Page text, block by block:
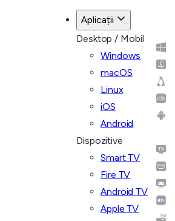
Aplicații
Desktop / Mobil
Windows
macOS
Linux
iOS
Android
Dispozitive
Smart TV
Fire TV
Android TV
Apple TV